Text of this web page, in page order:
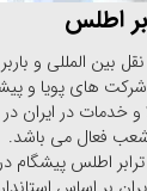
اطلس
بین المللی و
های پویا و
و خدمات در ایران در
فعال می باشد.
اطلس پیشگام